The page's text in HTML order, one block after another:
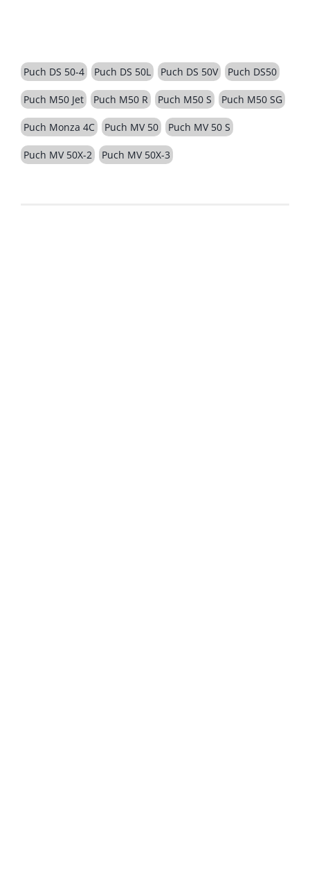
Puch DS 50-4 Puch DS 50L Puch DS 50V Puch DS50
Puch M50 Jet Puch M50 R Puch M50 S Puch M50 SG
Puch Monza 4C Puch MV 50 Puch MV 50 S
Puch MV 50X-2 Puch MV 50X-3